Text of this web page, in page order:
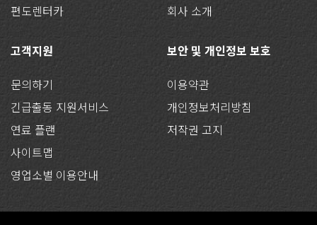
편도렌터카
회사 소개
고객지원
문의하기
긴급출동 지원서비스
연료 플랜
사이트맵
영업소별 이용안내
보안 및 개인정보 보호
이용약관
개인정보처리방침
저작권 고지